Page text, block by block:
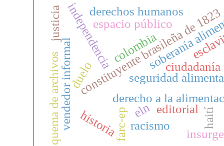
editorial
derecho a la
seguridad
soberanía
constituyente brasileña de 1823
independencia
haití
ciudadanía
espacio público
v
e
n
d
e
d
o
r
i
n
f
o
r
m
a
l
derechos humanos
colombia
eln
farc-ep racismo
quema de archivos historia
duelo
justicia